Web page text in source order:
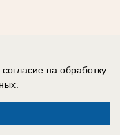
на обработку